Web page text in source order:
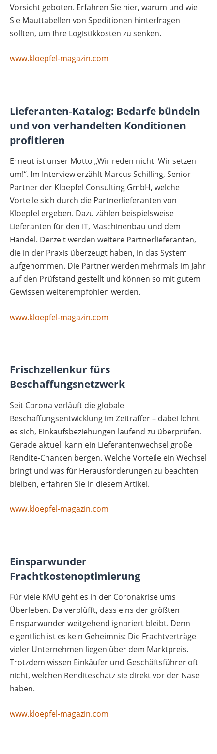
Vorsicht geboten. Erfahren Sie hier, warum und wie
Sie Mauttabellen von Speditionen hinterfragen
sollten, um Ihre Logistikkosten zu senken.
www.kloepfel-magazin.com
Lieferanten-Katalog: Bedarfe bündeln
und von verhandelten Konditionen
profitieren
Erneut ist unser Motto „Wir reden nicht. Wir setzen
um!“. Im Interview erzählt Marcus Schilling, Senior
Partner der Kloepfel Consulting GmbH, welche
Vorteile sich durch die Partnerlieferanten von
Kloepfel ergeben. Dazu zählen beispielsweise
Lieferanten für den IT, Maschinenbau und dem
Handel. Derzeit werden weitere Partnerlieferanten,
die in der Praxis überzeugt haben, in das System
aufgenommen. Die Partner werden mehrmals im Jahr
auf den Prüfstand gestellt und können so mit gutem
Gewissen weiterempfohlen werden.
www.kloepfel-magazin.com
Frischzellenkur fürs
Beschaffungsnetzwerk
Seit Corona verläuft die globale
Beschaffungsentwicklung im Zeitraffer – dabei lohnt
es sich, Einkaufsbeziehungen laufend zu überprüfen.
Gerade aktuell kann ein Lieferantenwechsel große
Rendite-Chancen bergen. Welche Vorteile ein Wechsel
bringt und was für Herausforderungen zu beachten
bleiben, erfahren Sie in diesem Artikel.
www.kloepfel-magazin.com
Einsparwunder
Frachtkostenoptimierung
Für viele KMU geht es in der Coronakrise ums
Überleben. Da verblüfft, dass eins der größten
Einsparwunder weitgehend ignoriert bleibt. Denn
eigentlich ist es kein Geheimnis: Die Frachtverträge
vieler Unternehmen liegen über dem Marktpreis.
Trotzdem wissen Einkäufer und Geschäftsführer oft
nicht, welchen Renditeschatz sie direkt vor der Nase
haben.
www.kloepfel-magazin.com